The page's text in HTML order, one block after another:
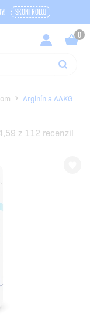
SKONTROLUJ
Arginín a AAKG
z 112 recenzií